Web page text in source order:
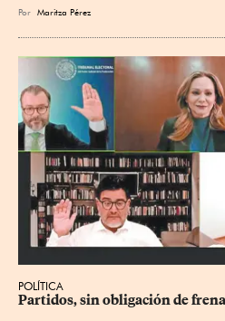
Por Maritza Pérez
POLÍTICA
Partidos, sin obligación de